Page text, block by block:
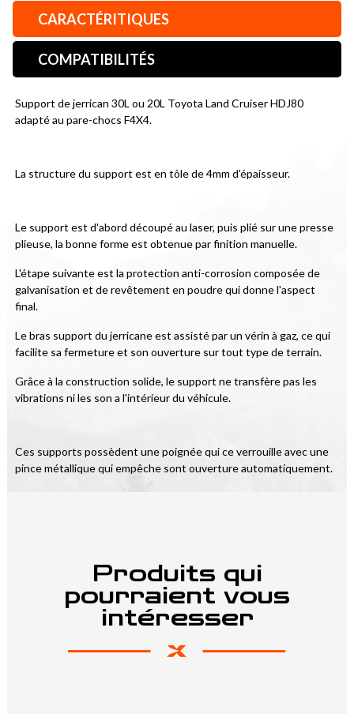
CARACTÉRITIQUES
COMPATIBILITÉS
Support de jerrican 30L ou 20L Toyota Land Cruiser HDJ80
adapté au pare-chocs F4X4.
La structure du support est en tôle de 4mm d'épaisseur.
Le support est d'abord découpé au laser, puis plié sur une presse
plieuse, la bonne forme est obtenue par finition manuelle.
L'étape suivante est la protection anti-corrosion composée de
galvanisation et de revêtement en poudre qui donne l'aspect
final.
Le bras support du jerricane est assisté par un vérin à gaz, ce qui
facilite sa fermeture et son ouverture sur tout type de terrain.
Grâce à la construction solide, le support ne transfère pas les
vibrations ni les son a l'intérieur du véhicule.
Ces supports possèdent une poignée qui ce verrouille avec une
pince métallique qui empêche sont ouverture automatiquement.
Produits qui
pourraient vous
intéresser